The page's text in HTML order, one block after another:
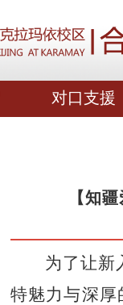
对口支援
【知
为了让新
特魅力与深厚